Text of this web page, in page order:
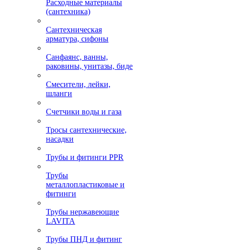
Расходные материалы
(сантехника)
Сантехническая
арматура, сифоны
Санфаянс, ванны,
раковины, унитазы, биде
Смесители, лейки,
шланги
Счетчики воды и газа
Тросы сантехнические,
насадки
Трубы и фитинги PPR
Трубы
металлопластиковые и
фитинги
Трубы нержавеющие
LAVITA
Трубы ПНД и фитинг